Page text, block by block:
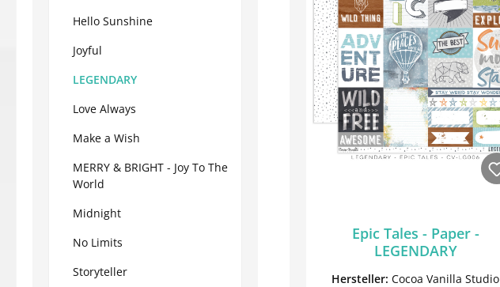
Hello Sunshine
Joyful
LEGENDARY
Love Always
Make a Wish
MERRY & BRIGHT - Joy To The
World
Midnight
No Limits
Storyteller
Epic Tales - Paper -
LEGENDARY
Hersteller:Cocoa Vanilla Studio